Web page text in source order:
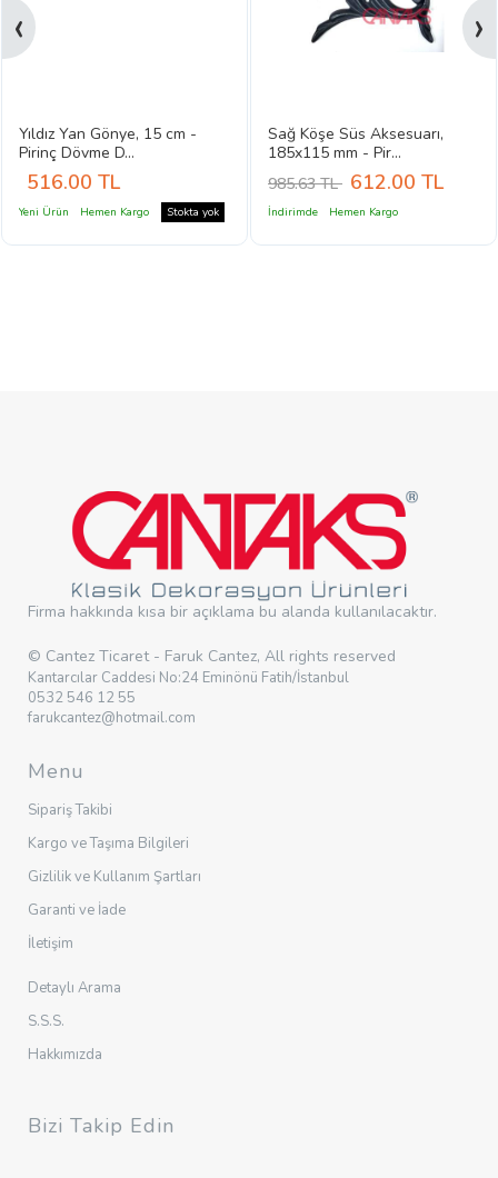
Yıldız Yan Gönye, 15 cm -
Pirinç Dövme D...
516.00 TL
Yeni Ürün Hemen Kargo Stokta yok
Sağ Köşe Süs Aksesuarı,
185x115 mm - Pir...
985.63 TL 612.00 TL
İndirimde Hemen Kargo
‹ ›
Firma hakkında kısa bir açıklama bu alanda kullanılacaktır.
© Cantez Ticaret - Faruk Cantez, All rights reserved
Kantarcılar Caddesi No:24 Eminönü Fatih/İstanbul
0532 546 12 55
farukcantez@hotmail.com
Menu
Sipariş Takibi
Kargo ve Taşıma Bilgileri
Gizlilik ve Kullanım Şartları
Garanti ve İade
İletişim
Detaylı Arama
S.S.S.
Hakkımızda
Bizi Takip Edin